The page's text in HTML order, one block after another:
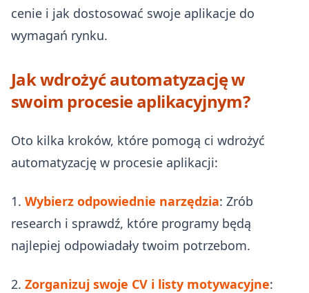
cenie i jak dostosować swoje aplikacje do
wymagań rynku.
Jak wdrożyć automatyzację w
swoim procesie aplikacyjnym?
Oto kilka kroków, które pomogą ci wdrożyć
automatyzację w procesie aplikacji:
1. Wybierz odpowiednie narzędzia: Zrób
research i sprawdź, które programy będą
najlepiej odpowiadały twoim potrzebom.
2. Zorganizuj swoje CV i listy motywacyjne: